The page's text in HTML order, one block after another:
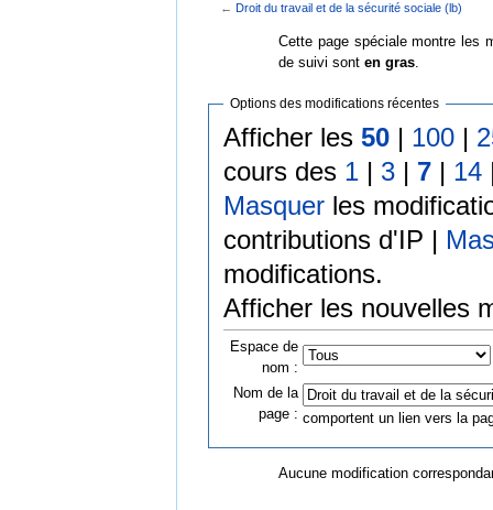
← Droit du travail et de la sécurité sociale (lb)
Cette page spéciale montre les
de suivi sont en gras.
Options des modifications récentes
Afficher les 50| 100|
cours des 1| 3| 7| 14
Masquerles
contributions d'IP |
modifications.
Afficher les nouvelles
Espace de
nom :
Nom de la
page : comportent un lien vers la
Aucune modification